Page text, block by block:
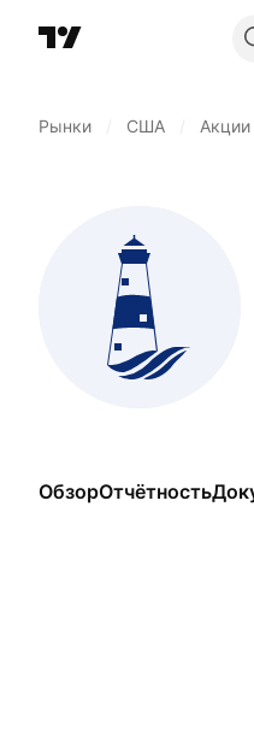
Рынки США Акции
ОбзорОтчётность